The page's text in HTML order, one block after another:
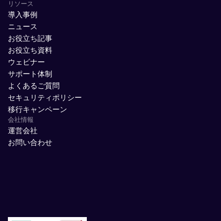
リソース
導入事例
ニュース
お役立ち記事
お役立ち資料
ウェビナー
サポート体制
よくあるご質問
セキュリティポリシー
移行キャンペーン
会社情報
運営会社
お問い合わせ